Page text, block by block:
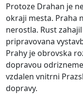
Protoze Drahan je
okraji mesta. Praha
nerostla. Rust
pripravovana
Prahy je obrovska
dopravou
vzdalen vnitrni
dopravy.